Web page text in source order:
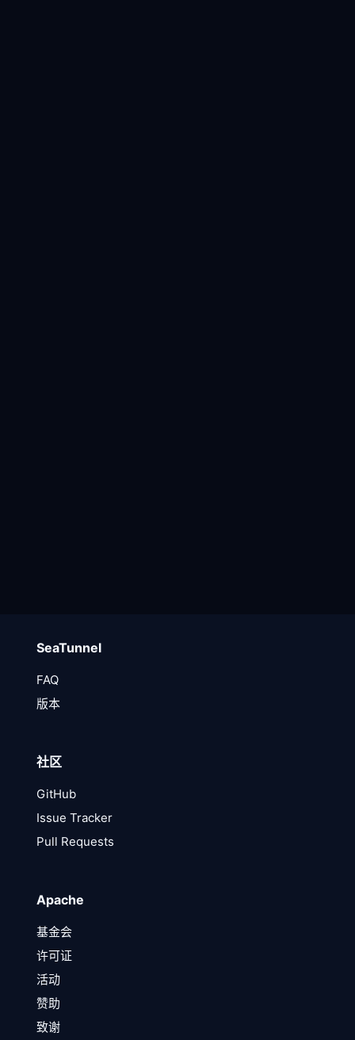
SeaTunnel
FAQ
版本
社区
GitHub
Issue Tracker
Pull Requests
Apache
基金会
许可证
活动
赞助
致谢